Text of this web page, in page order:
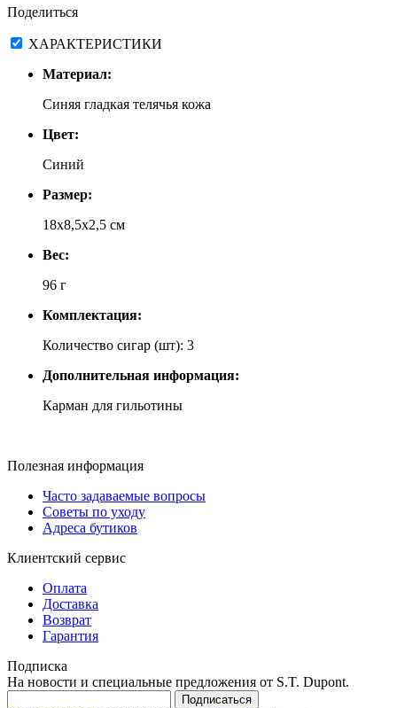
Поделиться
ХАРАКТЕРИСТИКИ
Материал:
Синяя гладкая телячья кожа
Цвет:
Синий
Размер:
18х8,5х2,5 см
Вес:
96 г
Комплектация:
Количество сигар (шт): 3
Дополнительная информация:
Карман для гильотины
Полезная информация
Часто задаваемые вопросы
Советы по уходу
Адреса бутиков
Клиентский сервис
Оплата
Доставка
Возврат
Гарантия
Подписка
На новости и специальные предложения от S.T. Dupont.
Подписаться